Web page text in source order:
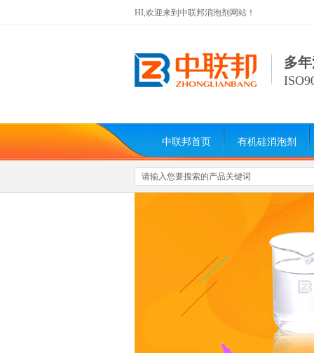
HI,欢迎来到中联邦消泡剂网站！
多
中联邦首页 有机硅消泡剂